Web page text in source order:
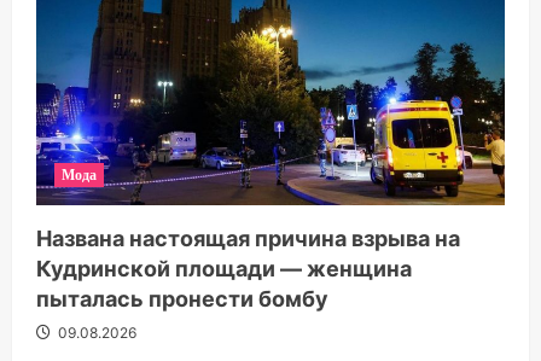
Мода
Названа настоящая причина взрыва на
Кудринской площади — женщина
пыталась пронести бомбу
09.08.2026